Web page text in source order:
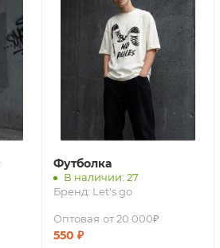
Футболка
В наличии: 27
Бренд: Let's go
Оптовая от 20 000₽
550 ₽